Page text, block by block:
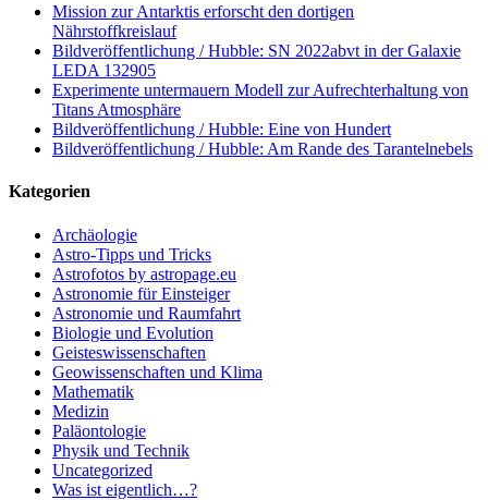
Mission zur Antarktis erforscht den dortigen
Nährstoffkreislauf
Bildveröffentlichung / Hubble: SN 2022abvt in der Galaxie
LEDA 132905
Experimente untermauern Modell zur Aufrechterhaltung von
Titans Atmosphäre
Bildveröffentlichung / Hubble: Eine von Hundert
Bildveröffentlichung / Hubble: Am Rande des Tarantelnebels
Kategorien
Archäologie
Astro-Tipps und Tricks
Astrofotos by astropage.eu
Astronomie für Einsteiger
Astronomie und Raumfahrt
Biologie und Evolution
Geisteswissenschaften
Geowissenschaften und Klima
Mathematik
Medizin
Paläontologie
Physik und Technik
Uncategorized
Was ist eigentlich…?